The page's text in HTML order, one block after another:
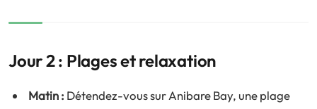
Jour 2 : Plages et relaxation
Matin : Détendez-vous sur Anibare Bay, une plage